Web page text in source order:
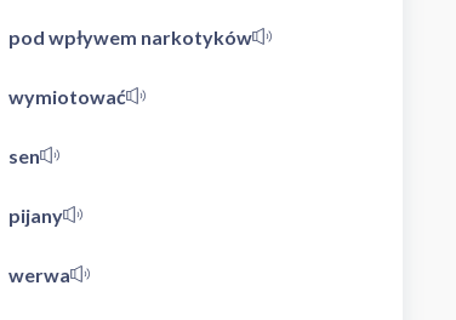
pod wpływem narkotyków
wymiotować
sen
pijany
werwa